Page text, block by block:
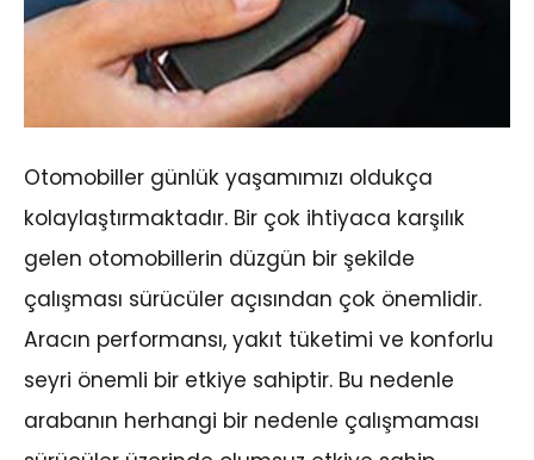
Otomobiller günlük yaşamımızı oldukça
kolaylaştırmaktadır. Bir çok ihtiyaca karşılık
gelen otomobillerin düzgün bir şekilde
çalışması sürücüler açısından çok önemlidir.
Aracın performansı, yakıt tüketimi ve konforlu
seyri önemli bir etkiye sahiptir. Bu nedenle
arabanın herhangi bir nedenle çalışmaması